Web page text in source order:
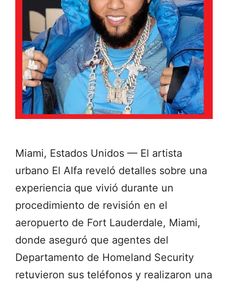
Miami, Estados Unidos — El artista
urbano El Alfa reveló detalles sobre una
experiencia que vivió durante un
procedimiento de revisión en el
aeropuerto de Fort Lauderdale, Miami,
donde aseguró que agentes del
Departamento de Homeland Security
retuvieron sus teléfonos y realizaron una